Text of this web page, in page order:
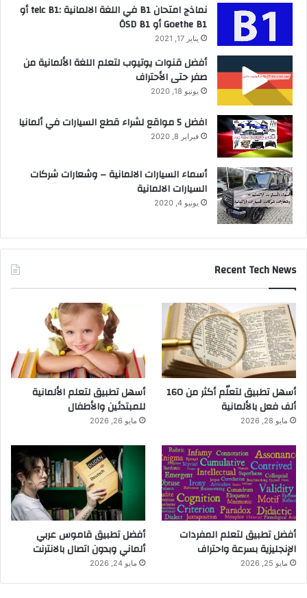
نماذج امتحان B1 في اللغة الالمانية :telc B1 أو
Goethe B1 أو ÖSD B1
يناير 17, 2021
أفضل قنوات يوتيوب لتعلم اللغة الألمانية من
صفر حتى الأحتراف
يونيو 18, 2020
افضل 5 مواقع لشراء قطع السيارات في ألمانيا
فبراير 8, 2020
أسماء السيارات الالمانية – وشعارات شركات
السيارات الالمانية
يونيو 4, 2020
Recent Tech News
أسهل تطبيق لتعلّم أكثر من 160
ألف فعل بالألمانية
مايو 28, 2026
أسهل تطبيق لتعلم الألمانية
للمبتدئين والأطفال
مايو 26, 2026
أفضل تطبيق لتعلم المفردات
الإنجليزية بسرعة واحتراف
مايو 25, 2026
أفضل تطبيق قاموس عربي
ألماني وبدون اتصال بالانترنت
مايو 24, 2026